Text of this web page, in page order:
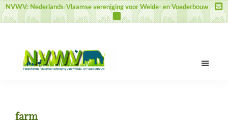
Door
naar
inhoud
Spring
naar
sidebar
Spring
naar
NVWV: Nederlands-Vlaamse vereniging voor Weide- en Voederbouw
voor
farm